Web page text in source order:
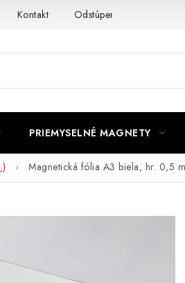
Kontakt Odstúpenie od zmluvy
PRIEMYSELNÉ MAGNETY
Magnetická fólia A3 biela, hr. 0,5